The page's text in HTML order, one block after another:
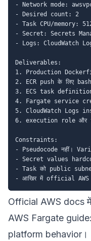
- Network mode:
- Desired count: 2
- Task CPU/memory:
- Secret: Secrets
- Logs: CloudWatch
Deliverables:
1. Production
2. ECR push के लिए
3. ECS task
4. Fargate service
5. CloudWatch Logs
6. execution role और
Constraints:
- Pseudocode नहीं।
- Secret values
- Task को public
Official AWS docs
AWS Fargate guide
platform behavior।